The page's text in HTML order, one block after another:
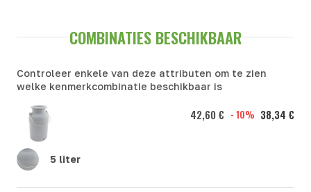
COMBINATIES BESCHIKBAAR
Controleer enkele van deze attributen om te zien
welke kenmerkcombinatie beschikbaar is
5 liter
42,60 € - 10% 38,34 €